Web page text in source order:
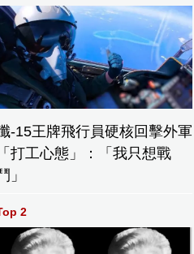
-15王牌飛行員硬核回擊外軍
「打工心態」：「我只想戰
」
2